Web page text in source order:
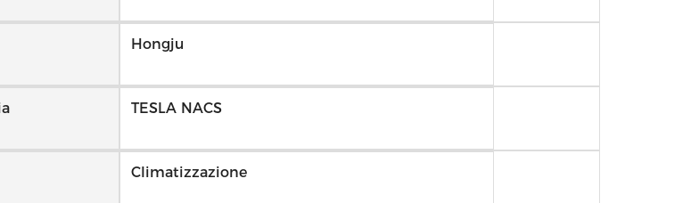
Hongju
TESLA NACS
Climatizzazione